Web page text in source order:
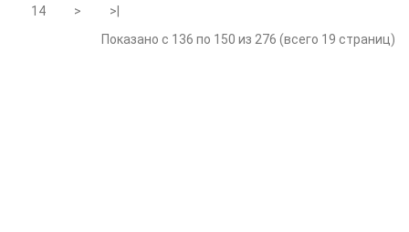
14
>
>|
Показано с 136 по 150 из 276 (всего 19 страниц)